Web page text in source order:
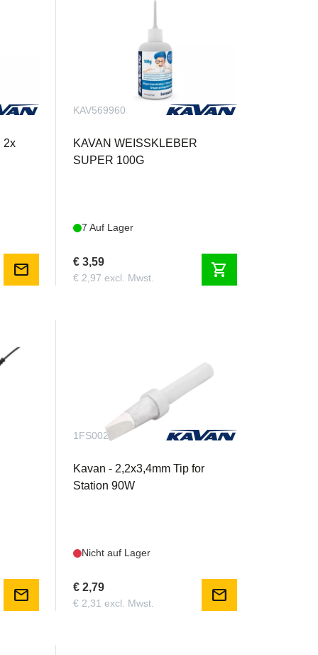
2x
mail
KAV569960
KAVAN WEISSKLEBER
SUPER 100G
7 Auf Lager
€ 3,59
€ 2,97 excl. Mwst. shopping_cart
mail
1FS0023
Kavan - 2,2x3,4mm Tip for
Station 90W
Nicht auf Lager
€ 2,79
€ 2,31 excl. Mwst. mail